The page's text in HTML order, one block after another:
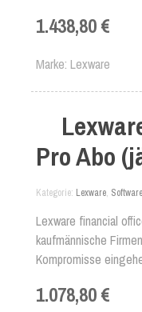
1.438,80 €
Marke Lexware
Pro Abo
Kategorie Lexware, Software
Lexware financial
kaufmännische
Kompromisse
Finanzbuchhaltung
1.078,80 €